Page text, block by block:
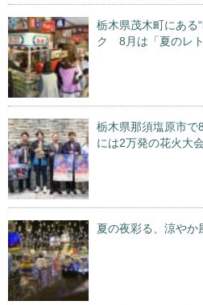
栃木県茂木町にある
ク 8月は「夏のレ
栃木県那須塩原市
には2万発の花火大
夏の夜彩る、涼や